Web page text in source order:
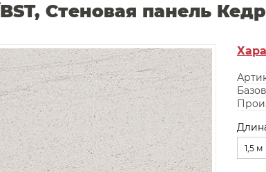
Стеновая панель
1,5 м